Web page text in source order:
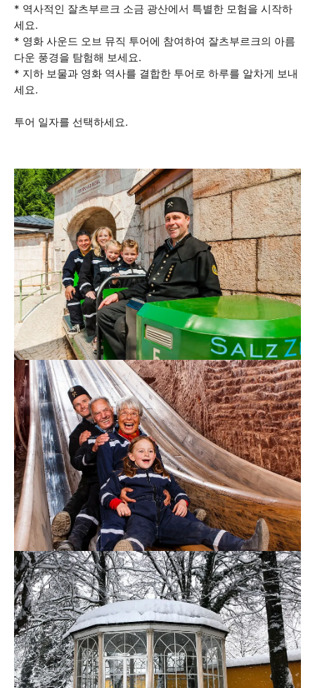
* 역사적인 잘츠부르크 소금 광산에서 특별한 모험을 시작하
세요.
* 영화 사운드 오브 뮤직 투어에 참여하여 잘츠부르크의 아름
다운 풍경을 탐험해 보세요.
* 지하 보물과 영화 역사를 결합한 투어로 하루를 알차게 보내
세요.
투어 일자를 선택하세요.